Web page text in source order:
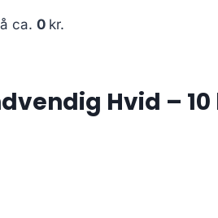
ca. 0 kr.
Hvid –